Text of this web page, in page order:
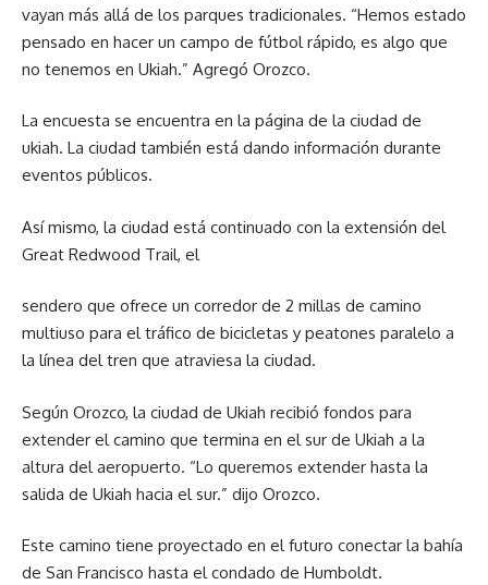
vayan más allá de los parques tradicionales. “Hemos estado
pensado en hacer un campo de fútbol rápido, es algo que
no tenemos en Ukiah.” Agregó Orozco.
La encuesta se encuentra en la página de la ciudad de
ukiah. La ciudad también está dando información durante
eventos públicos.
Así mismo, la ciudad está continuado con la extensión del
Great Redwood Trail, el
sendero que ofrece un corredor de 2 millas de camino
multiuso para el tráfico de bicicletas y peatones paralelo a
la línea del tren que atraviesa la ciudad.
Según Orozco, la ciudad de Ukiah recibió fondos para
extender el camino que termina en el sur de Ukiah a la
altura del aeropuerto. “Lo queremos extender hasta la
salida de Ukiah hacia el sur.” dijo Orozco.
Este camino tiene proyectado en el futuro conectar la bahía
de San Francisco hasta el condado de Humboldt.